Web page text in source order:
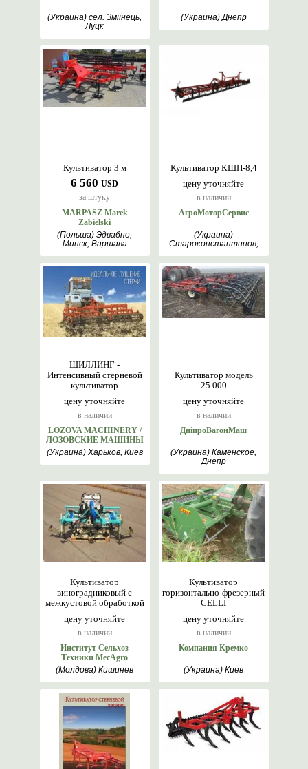
(Украина) сел. Зміїнець,
Луцк
(Украина) Днепр
6 560 USD
за штуку
Культиватор 3 м
MARPASZ Marek
Zabielski
(Польша) Эдвабне,
Минск, Варшава
цену уточняйте
в наличии
Культиватор КШП-8,4
АгроМоторСервис
(Украина)
Староконстантинов,
цену уточняйте
в наличии
ШИЛЛИНГ -
Интенсивный стерневой
культиватор
LOZOVA MACHINERY /
ЛОЗОВСКИЕ МАШИНЫ
(Украина) Харьков, Киев
цену уточняйте
в наличии
Культиватор модель
25.000
ДніпроВагонМаш
(Украина) Каменское,
Днепр
цену уточняйте
в наличии
Культиватор
виноградниковый с
межкустовой обработкой
Институт Сельхоз
Техники MecAgro
(Молдова) Кишинев
цену уточняйте
в наличии
Культиватор
горизонтально-фрезерный
CELLI
Компания Кремко
(Украина) Киев